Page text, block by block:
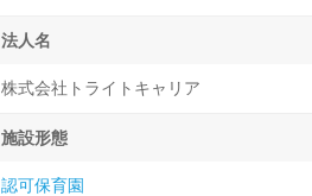
法人名
株式会社トライトキャリア
施設形態
認可保育園